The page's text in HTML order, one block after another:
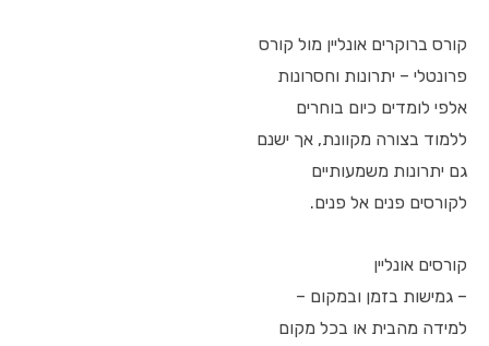
קורס ברוקרים אונליין מול קורס
פרונטלי – יתרונות וחסרונות
אלפי לומדים כיום בוחרים
ללמוד בצורה מקוונת, אך ישנם
גם יתרונות משמעותיים
לקורסים פנים אל פנים.
קורסים אונליין
– גמישות בזמן ובמקום –
למידה מהבית או בכל מקום